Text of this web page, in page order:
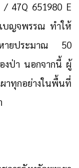
47Q 651980 E
บญจพรรณ ทำให้
หายประมาณ 50
องป่า นอกจากนี้ ผู้
ผาทุกอย่างในพื้นที่